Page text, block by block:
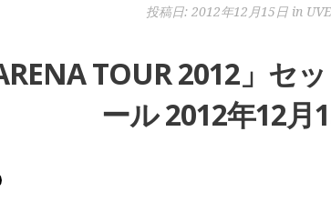
投稿日: 2012年12月15日in
TOUR 2012」セ
ール 2012年12月